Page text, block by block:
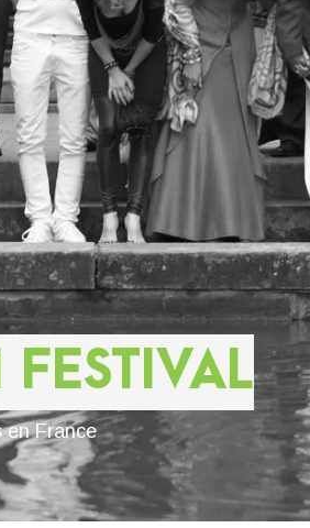
en France